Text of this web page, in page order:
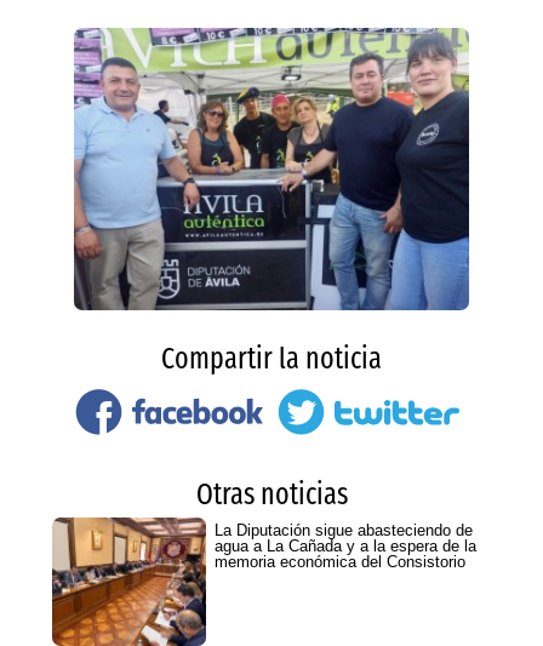
Compartir la noticia
Otras noticias
La Diputación sigue abasteciendo de
agua a La Cañada y a la espera de la
memoria económica del Consistorio